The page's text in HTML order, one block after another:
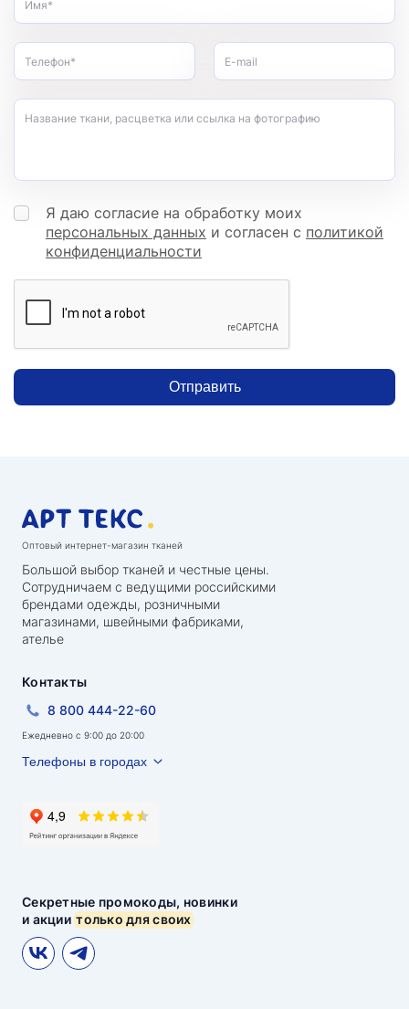
Имя*
Телефон* E-mail
Название ткани, расцветка или ссылка на фотографию
Я даю согласие на обработку моих
персональных данных и согласен с политикой
конфиденциальности
Отправить
Оптовый интернет-магазин тканей
Большой выбор тканей и честные цены.
Сотрудничаем с ведущими российскими
брендами одежды, розничными
магазинами, швейными фабриками,
ателье
Секретные промокоды, новинки
и акциитолько для своих
Контакты
8 800 444-22-60
Ежедневно с 9:00 до 20:00
Телефоны в городах